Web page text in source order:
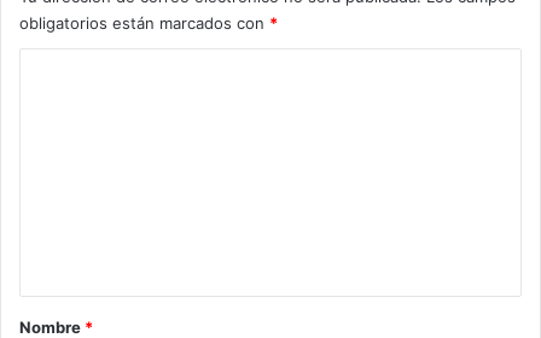
obligatorios están marcados con *
rNombre *